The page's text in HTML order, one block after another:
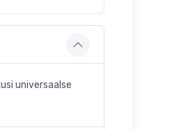
universaalse